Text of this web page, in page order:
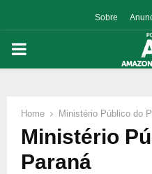
Sobre
PRIMARY
Home Ministério Público do
Ministério
Paraná